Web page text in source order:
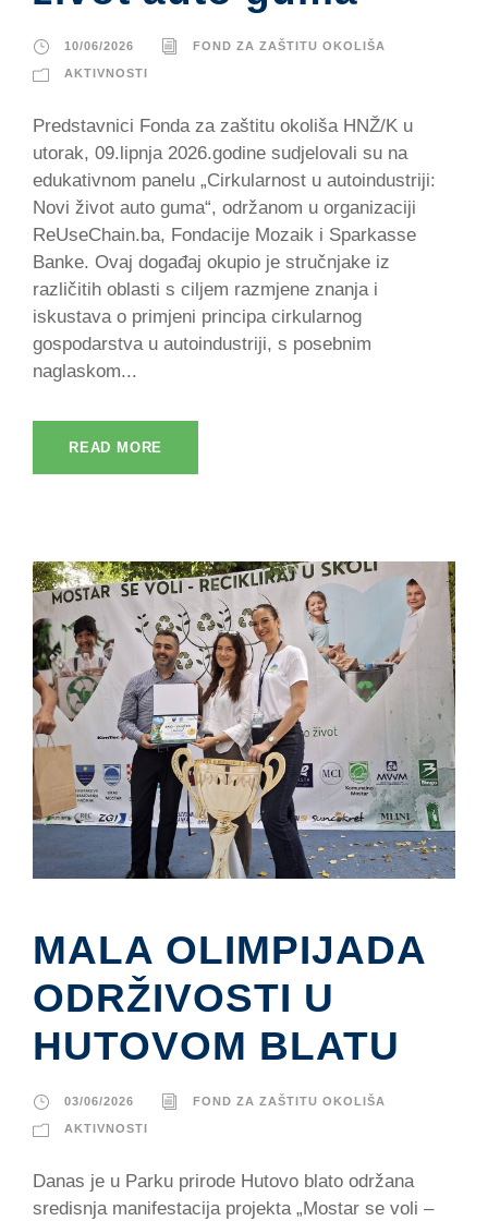
10/06/2026 FOND ZA ZAŠTITU OKOLIŠA
AKTIVNOSTI
Predstavnici Fonda za zaštitu okoliša HNŽ/K u
utorak, 09.lipnja 2026.godine sudjelovali su na
edukativnom panelu „Cirkularnost u autoindustriji:
Novi život auto guma“, održanom u organizaciji
ReUseChain.ba, Fondacije Mozaik i Sparkasse
Banke. Ovaj događaj okupio je stručnjake iz
različitih oblasti s ciljem razmjene znanja i
iskustava o primjeni principa cirkularnog
gospodarstva u autoindustriji, s posebnim
naglaskom...
READ MORE
MALA OLIMPIJADA
ODRŽIVOSTI U
HUTOVOM BLATU
03/06/2026 FOND ZA ZAŠTITU OKOLIŠA
AKTIVNOSTI
Danas je u Parku prirode Hutovo blato održana
sredisnja manifestacija projekta „Mostar se voli –